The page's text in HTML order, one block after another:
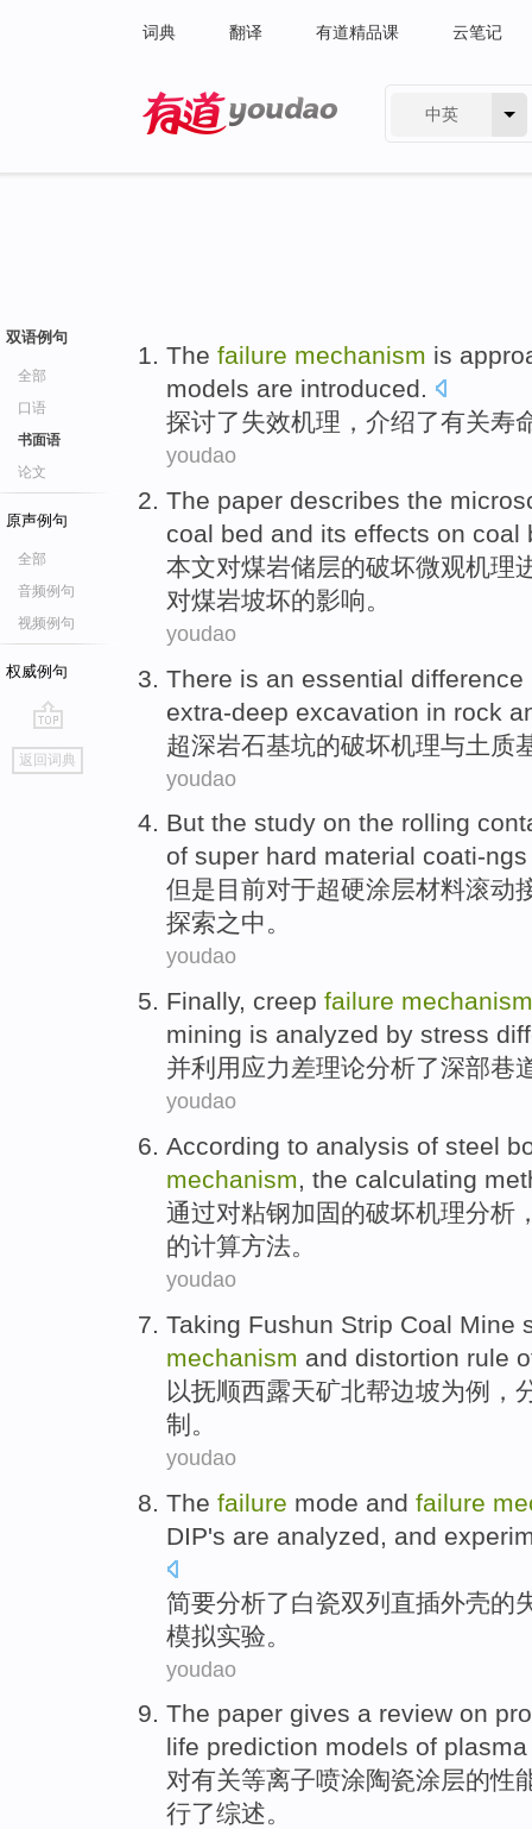
词典 翻译 有道精品课 云笔记
中英
双语例句
全部
口语
书面语
论文
原声例句
全部
音频例句
视频例句
权威例句
go
top
返回词典
The failure mechanism is
models are introduced.
探讨了失效机理 ， 介绍了有关寿
youdao
The paper describes the
coal bed and its effects on coal
本文对煤岩储层的破坏微观机理
对煤岩坡坏的影响。
youdao
There is an essential difference
extra-deep excavation in rock
超深岩石基坑的破坏机理与土质
youdao
But the study on the rolling
of super hard material coati-ngs
但是目前对于超硬涂层材料滚动
探索之中。
youdao
Finally, creep failure mechanism
mining is analyzed by stress
并利用应力差理论分析了深部巷
youdao
According to analysis of steel
mechanism, the calculating
通过对粘钢加固的破坏机理分析
的计算方法。
youdao
Taking Fushun Strip Coal Mine
mechanism and distortion rule
以抚顺西露天矿北帮边坡为例
，
制 。
youdao
The failure mode and failure
DIP's are analyzed and
简要分析了白瓷双列直插外壳的
模拟实验。
youdao
The paper gives a review on
life prediction models of plasma
对有关等离子喷涂陶瓷涂层的性
行了综述。